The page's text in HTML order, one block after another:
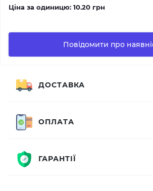
Ціна за одиницю: 10.20 грн
Повідомити про
ДОСТАВКА
ОПЛАТА
ГАРАНТІЇ